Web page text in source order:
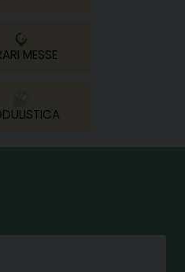
MESSE